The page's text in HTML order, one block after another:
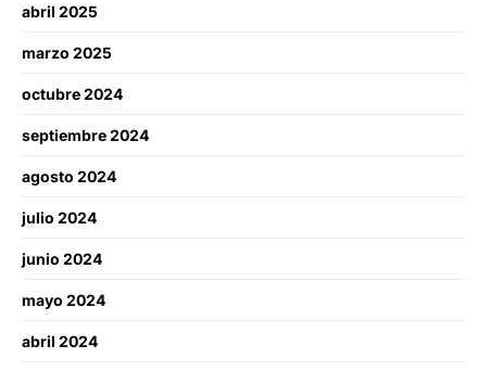
abril 2025
marzo 2025
octubre 2024
septiembre 2024
agosto 2024
julio 2024
junio 2024
mayo 2024
abril 2024